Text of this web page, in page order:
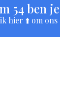
54 ben
hier ⬆️ om